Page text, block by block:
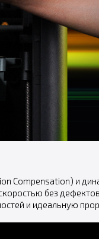
Compensation) и
без
и идеальную